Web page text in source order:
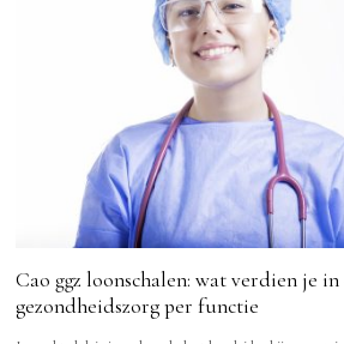
Cao ggz loonschalen: wat verdien je
gezondheidszorg per functie